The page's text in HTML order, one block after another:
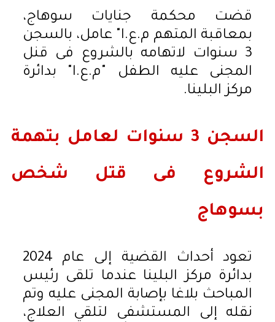
قضت محكمة جنايات سوهاج،
بمعاقبة المتهم م.ع.ا" عامل، بالسجن
3 سنوات لاتهامه بالشروع فى قنل
المجنى عليه الطفل "م.ع.ا" بدائرة
مركز البلينا.
السجن 3 سنوات لعامل بتهمة
الشروع فى قتل شخص
بسوهاج
تعود أحداث القضية إلى عام 2024
بدائرة مركز البلينا عندما تلقى رئيس
المباحث بلاغا بإصابة المجنى عليه وتم
نقله إلى المستشفى لتلقي العلاج،